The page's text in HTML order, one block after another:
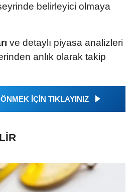
belirleyici olmaya
ve detaylı piyasa analizleri
anlık olarak takip
İÇİN TIKLAYINIZ